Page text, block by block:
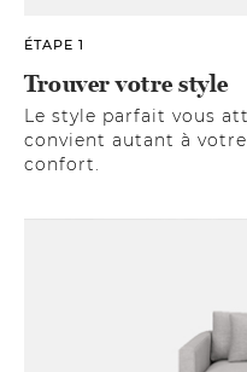
ÉTAPE 1
Trouver votre style
Le style parfait vous
convient autant à
confort.